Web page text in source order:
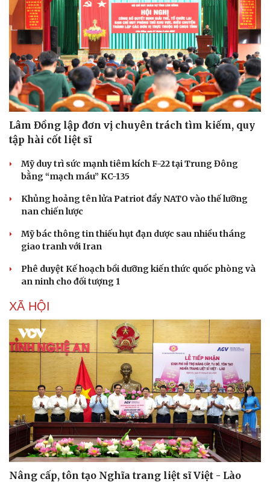
Sức khỏe
Dinh dưỡng - món ngon
Cây thuốc
Sản phụ khoa
Nhi khoa
Làm đẹp - giảm cân
Phòng mạch online
Đời sống
Nhà đẹp
Blog
Tình yêu - Gia đình
Lâm Đồng lập đơn vị chuyên trách tìm kiếm, quy
tập hài cốt liệt sĩ
Mỹ duy trì sức mạnh tiêm kích F-22 tại Trung Đông
bằng “mạch máu” KC-135
Khủng hoảng tên lửa Patriot đẩy NATO vào thế lưỡng
nan chiến lược
Mỹ bác thông tin thiếu hụt đạn dược sau nhiều tháng
giao tranh với Iran
Phê duyệt Kế hoạch bồi dưỡng kiến thức quốc phòng và
an ninh cho đối tượng 1
XÃ HỘI
Nâng cấp, tôn tạo Nghĩa trang liệt sĩ Việt - Lào